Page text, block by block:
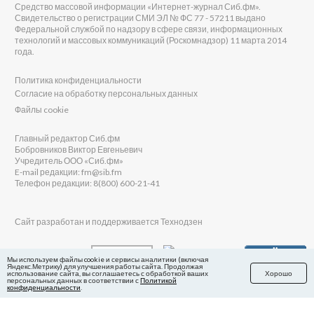
Средство массовой информации «Интернет-журнал Сиб.фм».
Свидетельство о регистрации СМИ ЭЛ № ФС 77 - 57211 выдано
Федеральной службой по надзору в сфере связи, информационных
технологий и массовых коммуникаций (Роскомнадзор) 11 марта 2014
года.
Политика конфиденциальности
Согласие на обработку персональных данных
Файлы cookie
Главный редактор Сиб.фм
Бобровников Виктор Евгеньевич
Учредитель ООО «Сиб.фм»
E-mail редакции: fm@sib.fm
Телефон редакции: 8(800) 600-21-41
Сайт разработан и поддерживается Технодзен
Мы используем файлы cookie и сервисы аналитики (включая
Яндекс.Метрику) для улучшения работы сайта. Продолжая
использование сайта, вы соглашаетесь с обработкой ваших
персональных данных в соответствии сПолитикой
конфиденциальности
Хорошо